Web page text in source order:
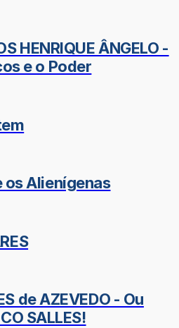
HENRIQUE ÂNGELO -
e o Poder
os Alienígenas
de AZEVEDO - Ou
SALLES!